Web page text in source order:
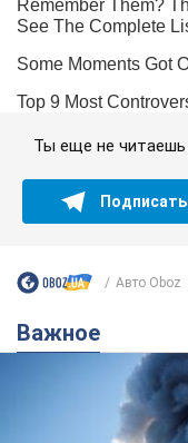
Ты еще не
Авто Oboz
Важное